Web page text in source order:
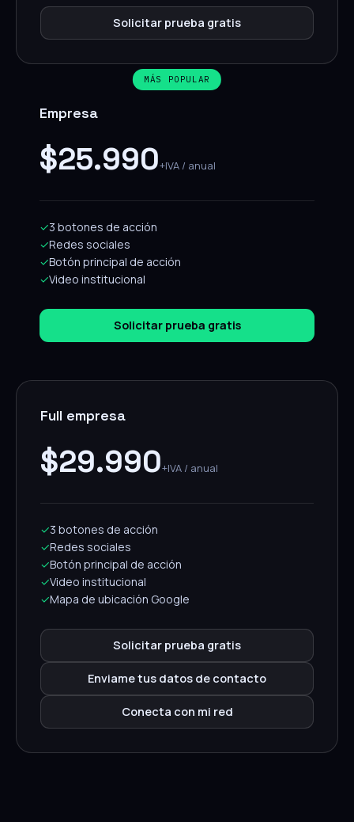
Solicitar prueba gratis
MÁS POPULAR
Empresa
$25.990+IVA / anual
✓3 botones de acción
✓Redes sociales
✓Botón principal de acción
✓Video institucional
Solicitar prueba gratis
Full empresa
$29.990+IVA / anual
✓3 botones de acción
✓Redes sociales
✓Botón principal de acción
✓Video institucional
✓Mapa de ubicación Google
Solicitar prueba gratis
Enviame tus datos de contacto
Conecta con mi red